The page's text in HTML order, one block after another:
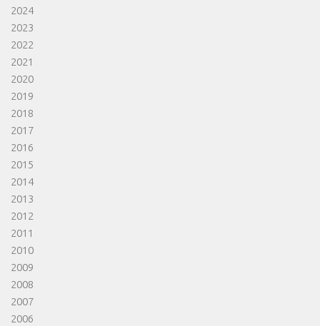
2024
2023
2022
2021
2020
2019
2018
2017
2016
2015
2014
2013
2012
2011
2010
2009
2008
2007
2006